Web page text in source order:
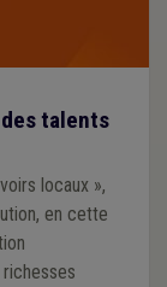
des talents
locaux »,
en cette